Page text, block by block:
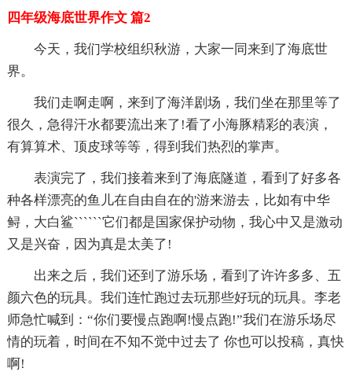
四年级海底世界作文 篇2
今天，我们学校组织秋游，大家一同来到了海底世
界。
我们走啊走啊，来到了海洋剧场，我们坐在那里等了
很久，急得汗水都要流出来了!看了小海豚精彩的表演，
有算算术、顶皮球等等，得到我们热烈的掌声。
表演完了，我们接着来到了海底隧道，看到了好多各
种各样漂亮的鱼儿在自由自在的'游来游去，比如有中华
鲟，大白鲨``````它们都是国家保护动物，我心中又是激动
又是兴奋，因为真是太美了!
出来之后，我们还到了游乐场，看到了许许多多、五
颜六色的玩具。我们连忙跑过去玩那些好玩的玩具。李老
师急忙喊到：“你们要慢点跑啊!慢点跑!”我们在游乐场尽
情的玩着，时间在不知不觉中过去了 你也可以投稿，真快
啊!